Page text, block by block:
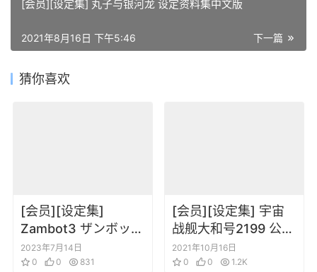
[会员][设定集] 丸子与银河龙 设定资料集中文版
下一篇
2021年8月16日 下午5:46
猜你喜欢
[会员][设定集]
Zambot3 ザンボット
3・ダイターン3大全
2023年7月14日
0
0 831
[会员][设定集] 宇宙
战舰大和号2199 公式
设定资料集
GARMILLAS
2021年10月16日
0
0 1.2K